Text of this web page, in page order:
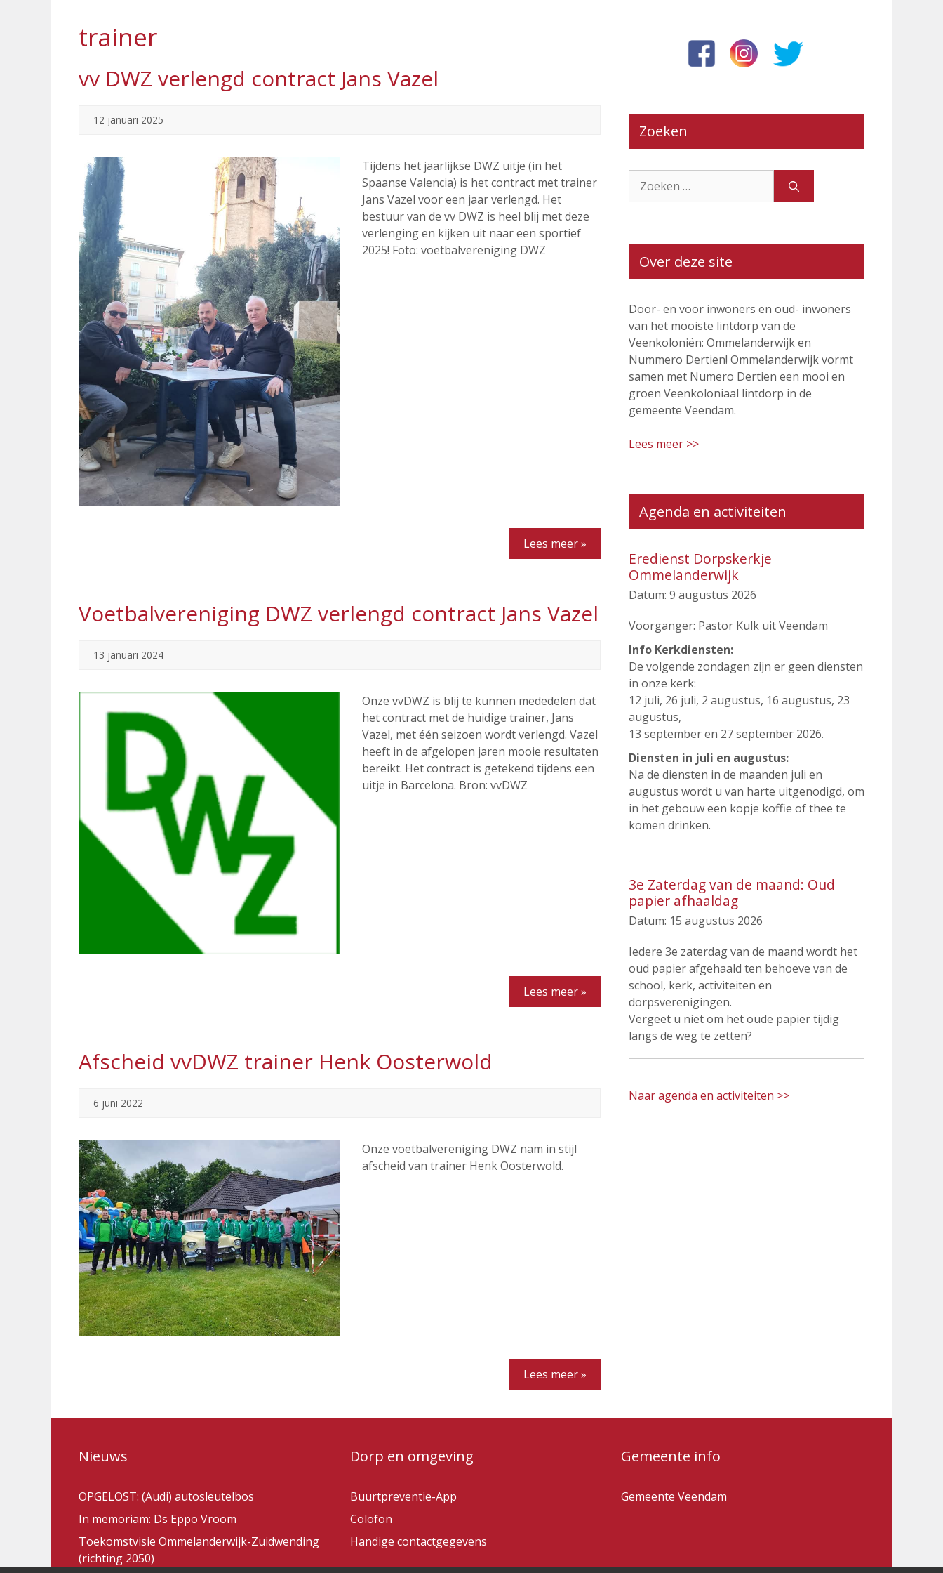
trainer
vv DWZ verlengd contract Jans Vazel
12 januari 2025
Tijdens het jaarlijkse DWZ uitje (in het
Spaanse Valencia) is het contract met trainer
Jans Vazel voor een jaar verlengd. Het
bestuur van de vv DWZ is heel blij met deze
verlenging en kijken uit naar een sportief
2025! Foto: voetbalvereniging DWZ
Lees meer »
Voetbalvereniging DWZ verlengd contract Jans Vazel
13 januari 2024
Onze vvDWZ is blij te kunnen mededelen dat
het contract met de huidige trainer, Jans
Vazel, met één seizoen wordt verlengd. Vazel
heeft in de afgelopen jaren mooie resultaten
bereikt. Het contract is getekend tijdens een
uitje in Barcelona. Bron: vvDWZ
Lees meer »
Afscheid vvDWZ trainer Henk Oosterwold
6 juni 2022
Onze voetbalvereniging DWZ nam in stijl
afscheid van trainer Henk Oosterwold.
Lees meer »
Zoeken
naar:
Over deze site
Door- en voor inwoners en oud- inwoners
van het mooiste lintdorp van de
Veenkoloniën: Ommelanderwijk en
Nummero Dertien! Ommelanderwijk vormt
samen met Numero Dertien een mooi en
groen Veenkoloniaal lintdorp in de
gemeente Veendam.
Lees meer >>
Agenda en activiteiten
Eredienst Dorpskerkje
Ommelanderwijk
Datum: 9 augustus 2026
Voorganger: Pastor Kulk uit Veendam
Info Kerkdiensten:
De volgende zondagen zijn er geen diensten
in onze kerk:
12 juli, 26 juli, 2 augustus, 16 augustus, 23
augustus,
13 september en 27 september 2026.
Diensten in juli en augustus:
Na de diensten in de maanden juli en
augustus wordt u van harte uitgenodigd, om
in het gebouw een kopje koffie of thee te
komen drinken.
3e Zaterdag van de maand: Oud
papier afhaaldag
Datum: 15 augustus 2026
Iedere 3e zaterdag van de maand wordt het
oud papier afgehaald ten behoeve van de
school, kerk, activiteiten en
dorpsverenigingen.
Vergeet u niet om het oude papier tijdig
langs de weg te zetten?
Naar agenda en activiteiten >>
Nieuws
OPGELOST: (Audi) autosleutelbos
In memoriam: Ds Eppo Vroom
Toekomstvisie Ommelanderwijk-Zuidwending
(richting 2050)
Dorp en omgeving
Buurtpreventie-App
Colofon
Handige contactgegevens
Gemeente info
Gemeente Veendam